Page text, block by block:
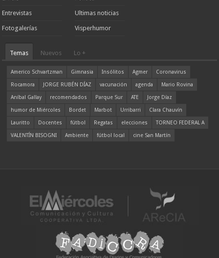
Entrevistas
Fotogalerías
Ultimas noticias
Visperhumor
Temas Nuevos Lo +
Americo Schvartzman Gimnasia Insólitos Agmer
Coronavirus
Rocamora
JORGE RUBÉN DÍAZ vacunación agenda
Mario Rovina
Aníbal Gallay
recomendados Parque Sur ATE
Jorge Díaz
humor de Miércoles
Bordet Marbot Urribarri
Clara Chauvín
Lauritto
Docentes fútbol Regatas elecciones
TORNEO FEDERAL A
VALENTÍN BISOGNI
Ambiente fútbol local cine San Martín